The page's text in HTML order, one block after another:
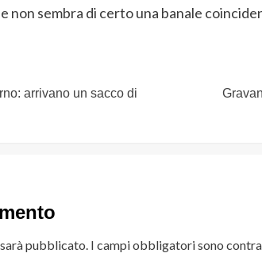
non sembra di certo una banale
arrivano un sacco di
pubblicato. I campi obbligatori sono